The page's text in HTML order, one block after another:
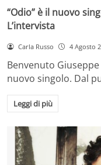
“Odio” è il nuovo
L’intervista
Carla Russo 4 Agosto
Benvenuto
nuovo singolo. Dal
Leggi di più